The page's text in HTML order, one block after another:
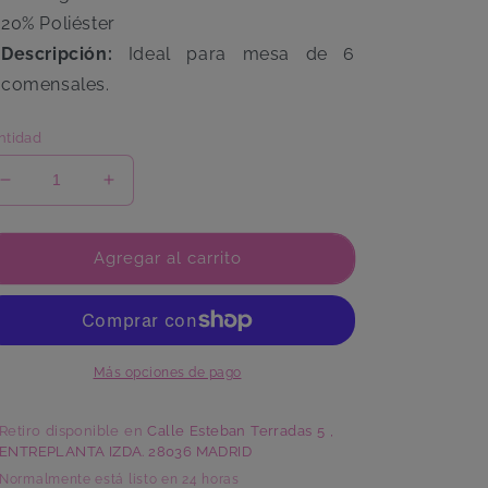
20% Poliéster
Descripción: Ideal para mesa de 6
comensales.
Reducir
cantidad
para
Flores
Aumentar
cantidad
para
Mantel
Flores
Agregar al carrito
Más opciones de pago
Retiro disponible enCalle Esteban Terradas 5 ,
ENTREPLANTA IZDA. 28036 MADRID
Normalmente está listo en 24 horas